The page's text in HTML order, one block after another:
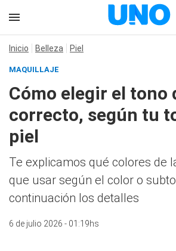
Inicio Belleza Piel
MAQUILLAJE
Cómo elegir el tono
correcto, según tu
piel
Te explicamos qué colores de
que usar según el color o
continuación los detalles
6 de julio 2026 - 01:19hs